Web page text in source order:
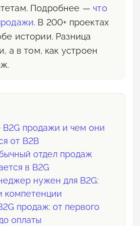
Подробнее — что
. В 200+ проектах
истории. Разница
а в том, как устроен
B2G продажи и чем они
от B2B
отдел продаж
в B2G
нужен для B2G:
компетенции
продаж: от первого
оплаты